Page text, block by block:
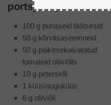
portsjonit)
100 g punaseid läätsesid
50 g kõrvitsaseemneid
50 g päikesekuivatatud
tomateid oliiviõlis
10 g peterselli
1 küüslauguküüs
6 g oliiviõli